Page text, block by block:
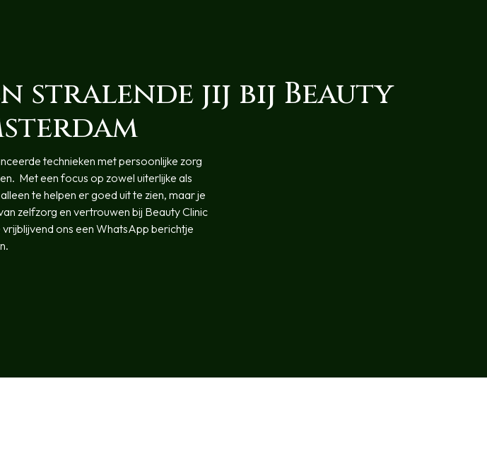
stralende jij bij Beauty
technieken met persoonlijke zorg
Met een focus op zowel uiterlijke als
te helpen er goed uit te zien, maar je
zelfzorg en vertrouwen bij Beauty Clinic
ons een WhatsApp berichtje